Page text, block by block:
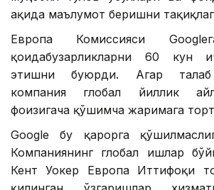
ҳақида маълумот беришни
Европа Комиссияси
қоидабузарликларни 60 кун
этишни буюрди. Агар талаб
компания глобал йиллик
фоизигача қўшимча жаримага
Google бу қарорга
Компаниянинг глобал ишлар
Кент Уокер Европа Иттифоқи